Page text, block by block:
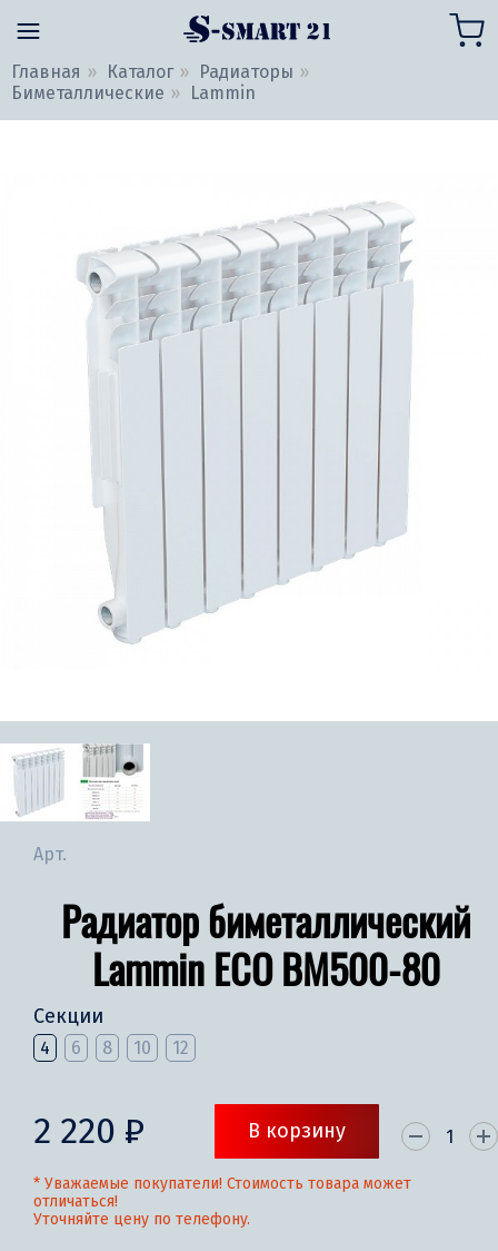
Главная Каталог
Радиаторы
Биметаллические
Lammin
Арт.
Радиатор биметаллический
Lammin ECO BM500-80
Секции
4 6 8 10 12
2 220 ₽ В корзину
* Уважаемые покупатели! Стоимость товара может
отличаться!
Уточняйте цену по телефону.